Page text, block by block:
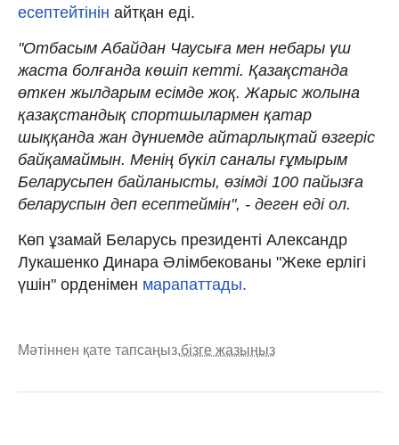
есептейтінін айтқан еді.
"Отбасым Абайдан Чаусыға мен небары үш
жаста болғанда көшіп кетті. Қазақстанда
өткен жылдарым есімде жоқ. Жарыс жолына
қазақстандық спортшылармен қатар
шыққанда жан дүниемде айтарлықтай өзгеріс
байқамаймын. Менің бүкіл саналы ғұмырым
Беларусьпен байланысты, өзімді 100 пайызға
беларуспын деп есептеймін", - деген еді ол.
Көп ұзамай Беларусь президенті Александр
Лукашенко Динара Әлімбекованы "Жеке ерлігі
үшін" орденімен марапаттады.
Мәтіннен қате тапсаңыз,бізге жазыңыз